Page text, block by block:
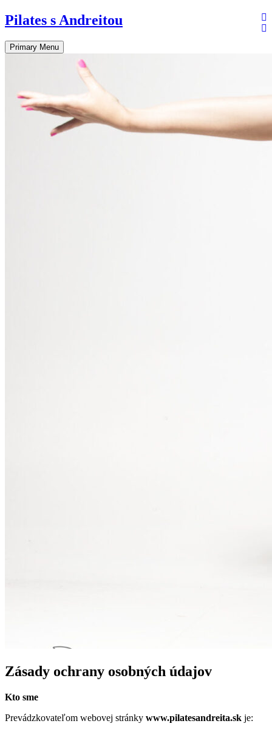
Skip
to
content
Pilates s Andreitou
Primary Menu
Zásady ochrany osobných údajov
Kto sme
Prevádzkovateľom webovej stránky www.pilatesandreita.sk je: